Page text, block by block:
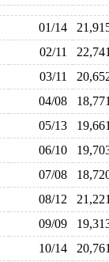
01/14
02/11
03/11
04/08
05/13
06/10
07/08
08/12
09/09
10/14